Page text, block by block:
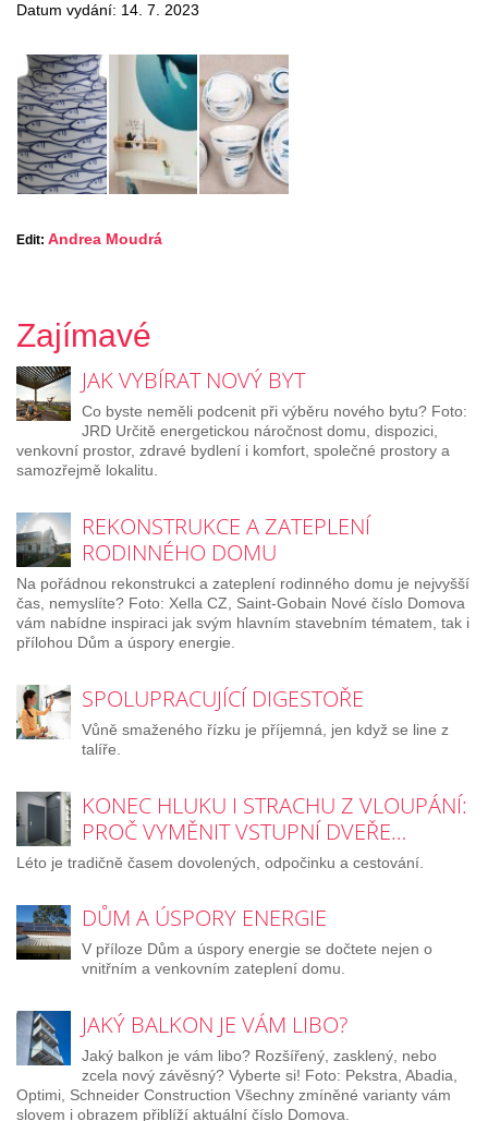
Datum vydání: 14. 7. 2023
Edit: Andrea Moudrá
Zajímavé
JAK VYBÍRAT NOVÝ BYT
Co byste neměli podcenit při výběru nového bytu? Foto:
JRD Určitě energetickou náročnost domu, dispozici,
venkovní prostor, zdravé bydlení i komfort, společné prostory a
samozřejmě lokalitu.
REKONSTRUKCE A ZATEPLENÍ
RODINNÉHO DOMU
Na pořádnou rekonstrukci a zateplení rodinného domu je nejvyšší
čas, nemyslíte? Foto: Xella CZ, Saint-Gobain Nové číslo Domova
vám nabídne inspiraci jak svým hlavním stavebním tématem, tak i
přílohou Dům a úspory energie.
SPOLUPRACUJÍCÍ DIGESTOŘE
Vůně smaženého řízku je příjemná, jen když se line z
talíře.
KONEC HLUKU I STRACHU Z VLOUPÁNÍ:
PROČ VYMĚNIT VSTUPNÍ DVEŘE…
Léto je tradičně časem dovolených, odpočinku a cestování.
DŮM A ÚSPORY ENERGIE
V příloze Dům a úspory energie se dočtete nejen o
vnitřním a venkovním zateplení domu.
JAKÝ BALKON JE VÁM LIBO?
Jaký balkon je vám libo? Rozšířený, zasklený, nebo
zcela nový závěsný? Vyberte si! Foto: Pekstra, Abadia,
Optimi, Schneider Construction Všechny zmíněné varianty vám
slovem i obrazem přiblíží aktuální číslo Domova.